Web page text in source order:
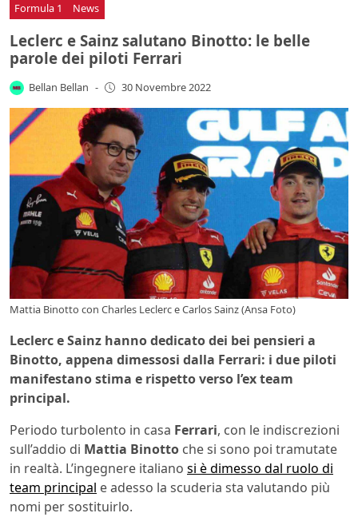
Formula 1 News
Leclerc e Sainz salutano Binotto: le belle
parole dei piloti Ferrari
Bellan Bellan - 30 Novembre 2022
Mattia Binotto con Charles Leclerc e Carlos Sainz (Ansa Foto)
Leclerc e Sainz hanno dedicato dei bei pensieri a
Binotto, appena dimessosi dalla Ferrari: i due piloti
manifestano stima e rispetto verso l’ex team
principal.
Periodo turbolento in casa Ferrari, con le indiscrezioni
sull’addio di Mattia Binotto che si sono poi tramutate
in realtà. L’ingegnere italiano si è dimesso dal ruolo di
team principal e adesso la scuderia sta valutando più
nomi per sostituirlo.